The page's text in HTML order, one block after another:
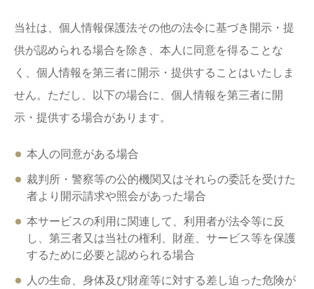
当社は、個人情報保護法その他の法令に基づき開示・提
供が認められる場合を除き、本人に同意を得ることな
く、個人情報を第三者に開示・提供することはいたしま
せん。ただし、以下の場合に、個人情報を第三者に開
示・提供する場合があります。
本人の同意がある場合
裁判所・警察等の公的機関又はそれらの委託を受けた
者より開示請求や照会があった場合
本サービスの利用に関連して、利用者が法令等に反
し、第三者又は当社の権利、財産、サービス等を保護
するために必要と認められる場合
人の生命、身体及び財産等に対する差し迫った危険が